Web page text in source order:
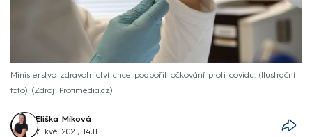
Ministerstvo zdravotnictví chce podpořit očkování proti covidu. (Ilustrační
foto)
Zdroj: Profimedia.cz
Eliška Míková
7. kvě 2021, 14:11